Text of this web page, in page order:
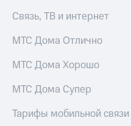
карту
Перейти
eSIM
Для дома
Выберите
и подключите
ТВ
Личный
кабинет
интернета
ТВ
кабинет
ТВ
Связь, ТВ и интернет
МТС Дома Отлично
МТС Дома Хорошо
МТС Дома Супер
Тарифы мобильной связи